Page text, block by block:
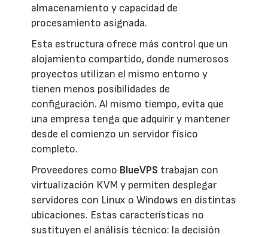
almacenamiento y capacidad de
procesamiento asignada.
Esta estructura ofrece más control que un
alojamiento compartido, donde numerosos
proyectos utilizan el mismo entorno y
tienen menos posibilidades de
configuración. Al mismo tiempo, evita que
una empresa tenga que adquirir y mantener
desde el comienzo un servidor físico
completo.
Proveedores como BlueVPS trabajan con
virtualización KVM y permiten desplegar
servidores con Linux o Windows en distintas
ubicaciones. Estas características no
sustituyen el análisis técnico: la decisión